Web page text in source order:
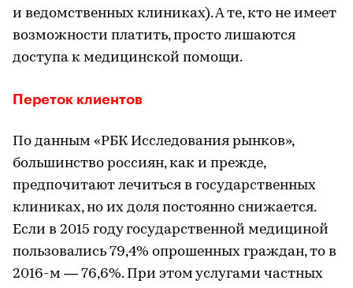
и ведомственных клиниках). А те, кто не имеет
возможности платить, просто лишаются
доступа к медицинской помощи.
Переток клиентов
По данным «РБК Исследования рынков»,
большинство россиян, как и прежде,
предпочитают лечиться в государственных
клиниках, но их доля постоянно снижается.
Если в 2015 году государственной медициной
пользовались 79,4% опрошенных граждан, то в
2016-м — 76,6%. При этом услугами частных